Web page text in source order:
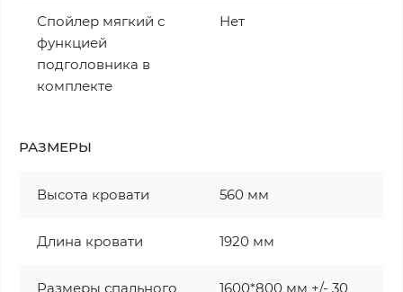
Спойлер мягкий с
функцией
подголовника в
комплекте
Нет
РАЗМЕРЫ
Высота кровати 560 мм
Длина кровати 1920 мм
Размеры спального 1600*800 мм +/- 30